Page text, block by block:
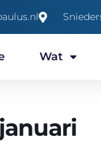
Wat